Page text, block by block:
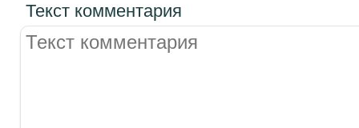
Текст комментария